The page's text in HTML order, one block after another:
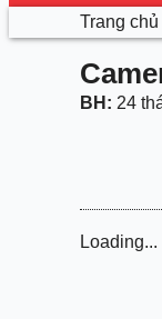
Trang chủ
BH: 24
Loading...